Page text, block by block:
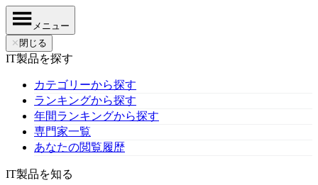
メニュー
✕ 閉じる
IT製品を探す
カテゴリーから探す
ランキングから探す
年間ランキングから探す
専門家一覧
あなたの閲覧履歴
IT製品を知る